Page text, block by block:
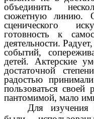
объединить
сюжетную линию.
сценического
готовность к
деятельности.
событий,
детей. Актерские
достаточной
радостью
пользоваться
пантомимой, мало
Для изучения